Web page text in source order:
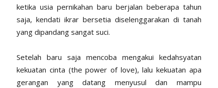
ketika usia pernikahan baru berjalan beberapa tahun
saja, kendati ikrar bersetia diselenggarakan di tanah
yang dipandang sangat suci.
Setelah baru saja mencoba mengakui kedahsyatan
kekuatan cinta (the power of love), lalu kekuatan apa
gerangan yang datang menyusul dan mampu